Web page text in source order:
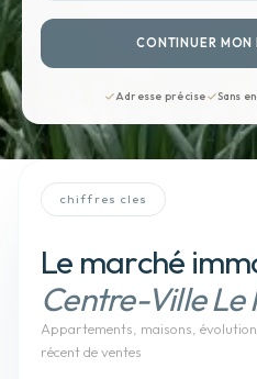
CONTINUER MON
Adresse précise Sans
chiffres cles
Le marché
Centre-Ville Le
Appartements, maisons ,
récent de ventes